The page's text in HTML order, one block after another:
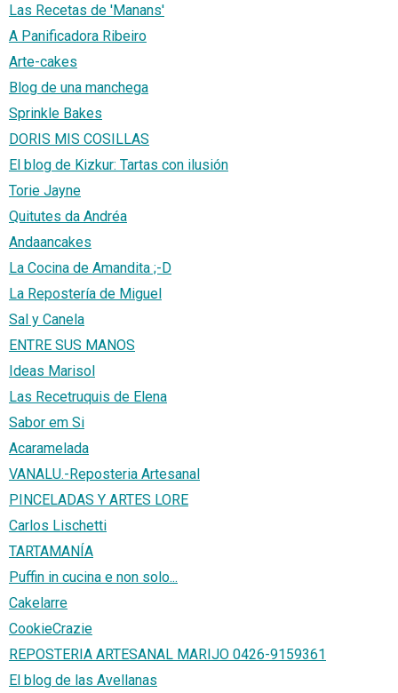
Las Recetas de 'Manans'
A Panificadora Ribeiro
Arte-cakes
Blog de una manchega
Sprinkle Bakes
DORIS MIS COSILLAS
El blog de Kizkur: Tartas con ilusión
Torie Jayne
Quitutes da Andréa
Andaancakes
La Cocina de Amandita ;-D
La Repostería de Miguel
Sal y Canela
ENTRE SUS MANOS
Ideas Marisol
Las Recetruquis de Elena
Sabor em Si
Acaramelada
VANALU.-Reposteria Artesanal
PINCELADAS Y ARTES LORE
Carlos Lischetti
TARTAMANÍA
Puffin in cucina e non solo...
Cakelarre
CookieCrazie
REPOSTERIA ARTESANAL MARIJO 0426-9159361
El blog de las Avellanas